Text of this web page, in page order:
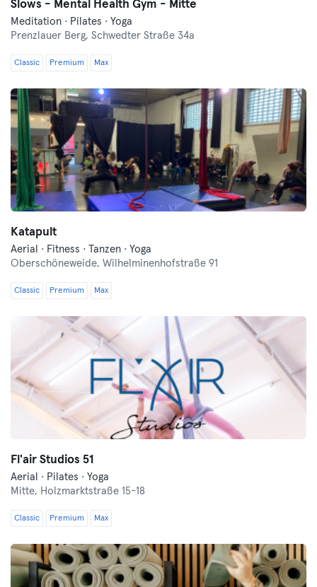
Slows - Mental Health Gym - Mitte
Meditation · Pilates · Yoga
Prenzlauer Berg, Schwedter Straße 34a
Classic Premium Max
Katapult
Aerial · Fitness · Tanzen · Yoga
Oberschöneweide, Wilhelminenhofstraße 91
Classic Premium Max
Fl'air Studios 51
Aerial · Pilates · Yoga
Mitte, Holzmarktstraße 15-18
Classic Premium Max